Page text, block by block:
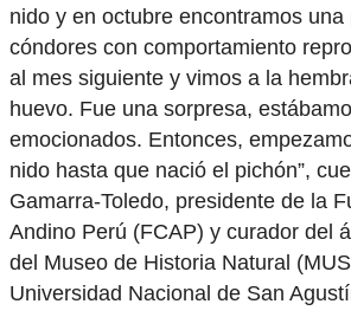
nido y en octubre encontramos una
cóndores con comportamiento
al mes siguiente y vimos a la
huevo. Fue una sorpresa,
emocionados. Entonces,
nido hasta que nació el pichón”,
Gamarra-Toledo, presidente de la
Andino Perú (FCAP) y curador del
del Museo de Historia Natural
Universidad Nacional de San